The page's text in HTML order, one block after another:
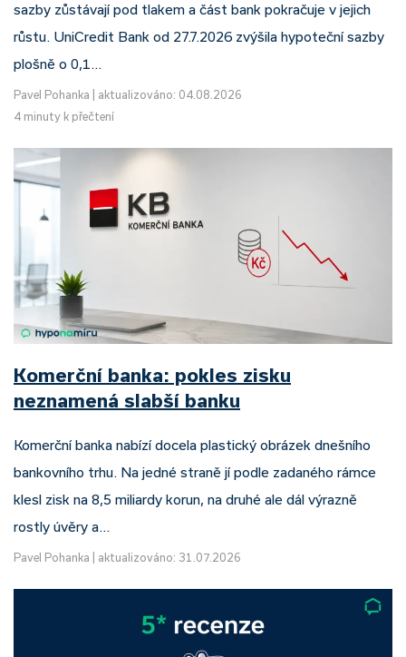
sazby zůstávají pod tlakem a část bank pokračuje v jejich
růstu. UniCredit Bank od 27.7.2026 zvýšila hypoteční sazby
plošně o 0,1…
Pavel Pohanka
aktualizováno: 04.08.2026
4 minuty k přečtení
Komerční banka: pokles zisku
neznamená slabší banku
Komerční banka nabízí docela plastický obrázek dnešního
bankovního trhu. Na jedné straně jí podle zadaného rámce
klesl zisk na 8,5 miliardy korun, na druhé ale dál výrazně
rostly úvěry a…
Pavel Pohanka aktualizováno: 31.07.2026